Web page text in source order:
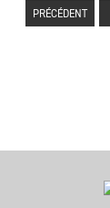
PRÉCÉDENT